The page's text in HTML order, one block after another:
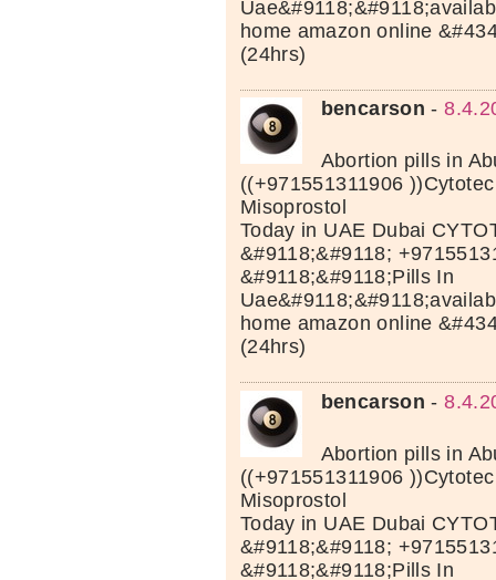
home amazon online
(24hrs)
bencarson -
Abortion pills in
((+971551311906
Misoprostol
Today in UAE Dubai
&#9118;&#9118;
&#9118;&#9118;Pills In
home amazon online
(24hrs)
bencarson -
Abortion pills in
((+971551311906
Misoprostol
Today in UAE Dubai
&#9118;&#9118;
&#9118;&#9118;Pills In